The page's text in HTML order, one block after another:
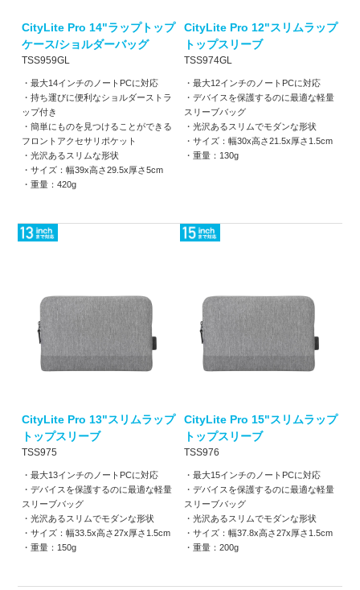
CityLite Pro 14"ラップトップ
ケース/ショルダーバッグ
TSS959GL
・最大14インチのノートPCに対応
・持ち運びに便利なショルダーストラ
ップ付き
・簡単にものを見つけることができる
フロントアクセサリポケット
・光沢あるスリムな形状
・サイズ：幅39x高さ29.5x厚さ5cm
・重量：420g
CityLite Pro 12"スリムラップ
トップスリーブ
TSS974GL
・最大12インチのノートPCに対応
・デバイスを保護するのに最適な軽量
スリーブバッグ
・光沢あるスリムでモダンな形状
・サイズ：幅30x高さ21.5x厚さ1.5cm
・重量：130g
CityLite Pro 13"スリムラップ
トップスリーブ
TSS975
・最大13インチのノートPCに対応
・デバイスを保護するのに最適な軽量
スリーブバッグ
・光沢あるスリムでモダンな形状
・サイズ：幅33.5x高さ27x厚さ1.5cm
・重量：150g
CityLite Pro 15"スリムラップ
トップスリーブ
TSS976
・最大15インチのノートPCに対応
・デバイスを保護するのに最適な軽量
スリーブバッグ
・光沢あるスリムでモダンな形状
・サイズ：幅37.8x高さ27x厚さ1.5cm
・重量：200g